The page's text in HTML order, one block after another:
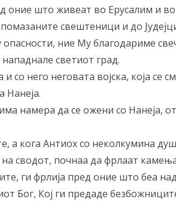
оние што живеат во Ерусалим и
свештеници и до
ние Му благодариме
светиот град.
и со него неговата војска, која
Нанеја.
намера да се ожени со Нанеја,
а кога Антиох со неколкумина
сводот, почнаа да фрлаат
ги фрлија пред оние што беа
Бог, Кој ги предаде